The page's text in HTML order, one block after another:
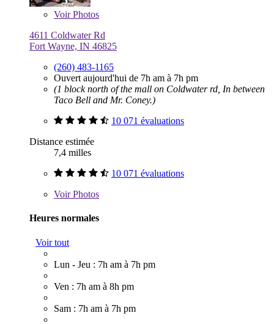
VoirPhotos
4611 Coldwater Rd
Fort Wayne, IN 46825
(260) 483-1165
Ouvert aujourd'hui de 7h am à 7h pm
(1 block north of the mall on Coldwater rd, In between
Taco Bell and Mr. Coney.)
10 071 évaluations
Distance estimée
7,4 milles
10 071 évaluations
VoirPhotos
Heures normales
Voir tout
Lun - Jeu : 7h am à 7h pm
Ven : 7h am à 8h pm
Sam : 7h am à 7h pm